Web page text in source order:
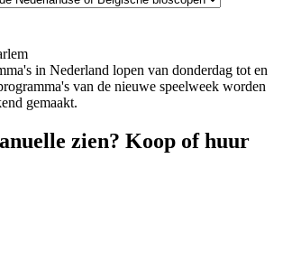
in Nederland lopen van donderdag tot en
van de nieuwe speelweek worden
gemaakt.
zien? Koop of huur